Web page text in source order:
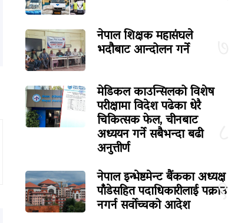
नेपाल शिक्षक महासंघले
भदौबाट आन्दोलन गर्ने
मेडिकल काउन्सिलको विशेष
परीक्षामा विदेश पढेका धेरै
चिकित्सक फेल, चीनबाट
अध्ययन गर्ने सबैभन्दा बढी
अनुत्तीर्ण
९
नेपाल इन्भेष्टमेन्ट बैंकका अध्यक्ष
पाँडेसहित पदाधिकारीलाई पक्राउ
नगर्न सर्वोच्चको आदेश